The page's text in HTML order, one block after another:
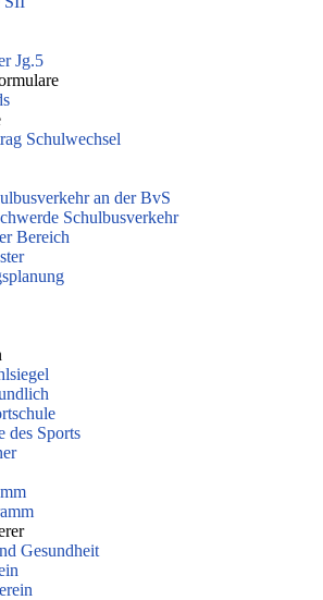
Jg.5
Schulwechsel
an der BvS
Schulbusverkehr
Bereich
des Sports
Gesundheit